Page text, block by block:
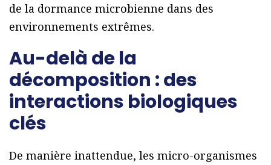
de la dormance microbienne dans des
environnements extrêmes.
Au-delà de la
décomposition : des
interactions biologiques
clés
De manière inattendue, les micro-organismes